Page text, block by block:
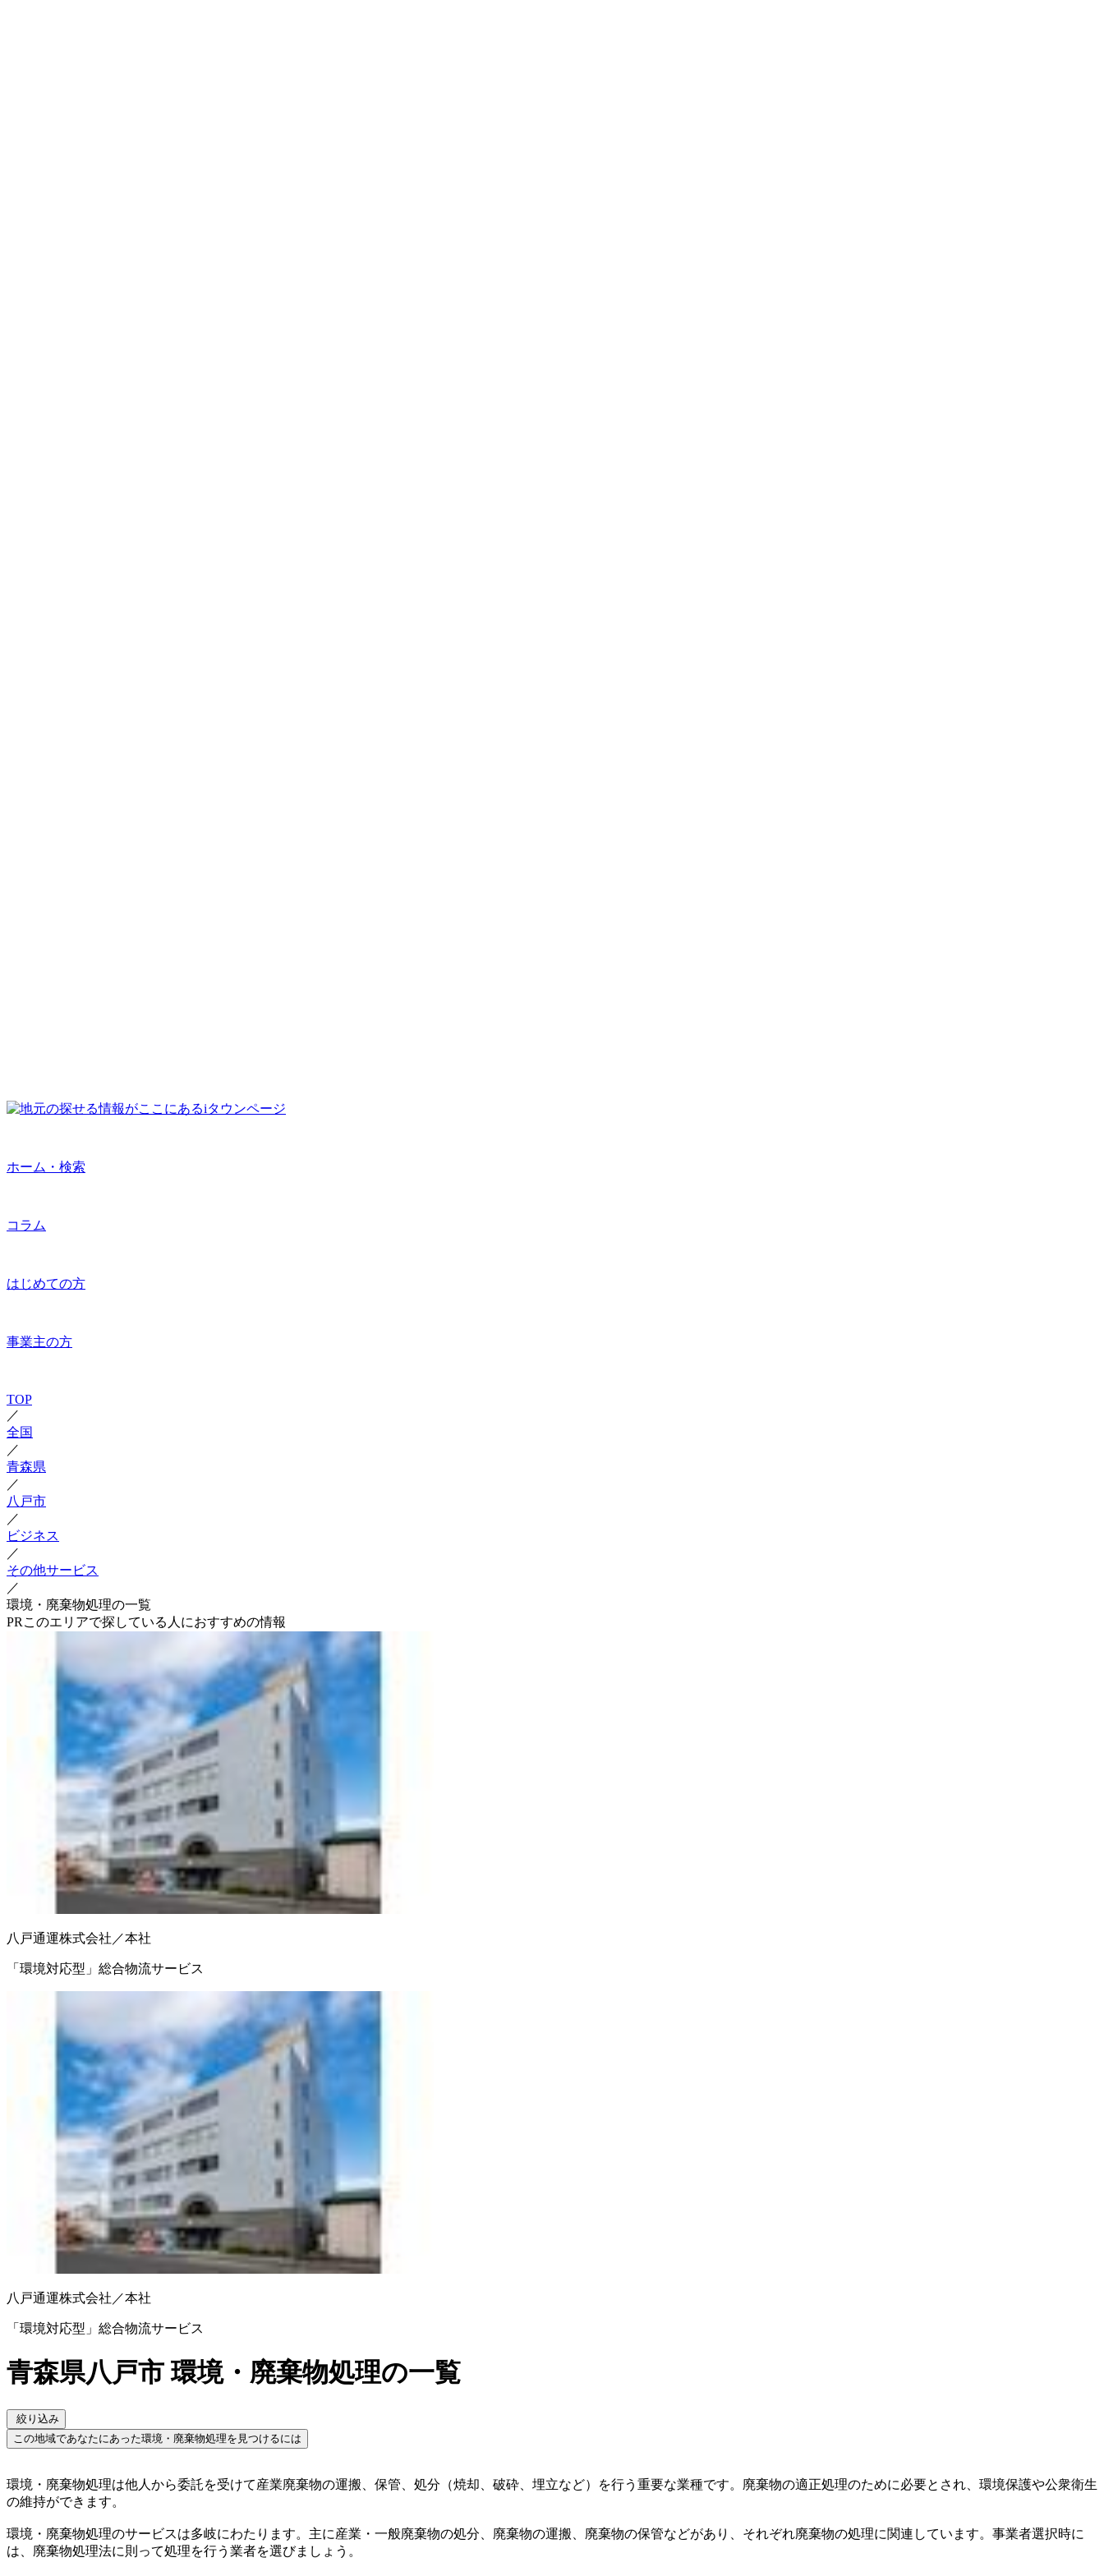
ホーム・検索
コラム
はじめての方
事業主の方
TOP
／
全国
／
青森県
／
八戸市
／
ビジネス
／
その他サービス
／
環境・廃棄物処理の一覧
PR このエリアで探している人におすすめの情報
八戸通運株式会社／本社
「環境対応型」総合物流サービス
八戸通運株式会社／本社
「環境対応型」総合物流サービス
青森県八戸市 環境・廃棄物処理の一覧
絞り込み
この地域であなたにあった環境・廃棄物処理を見つけるには
環境・廃棄物処理は他人から委託を受けて産業廃棄物の運搬、保管、処分（焼却、破砕、埋立など）を行う重要な業種です。廃棄物の適正処理のために必要とされ、環境保護や公衆衛生
の維持ができます。
環境・廃棄物処理のサービスは多岐にわたります。主に産業・一般廃棄物の処分、廃棄物の運搬、廃棄物の保管などがあり、それぞれ廃棄物の処理に関連しています。事業者選択時に
は、廃棄物処理法に則って処理を行う業者を選びましょう。